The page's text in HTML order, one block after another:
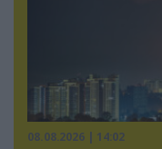
08.08.2026 | 14:02